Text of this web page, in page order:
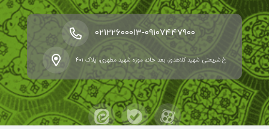
خ شریعتی، شهید کلاهدوز، بعد خانه موزه شهید مطهری، پلاک ۴۰۱
۰۹۱۰۷۴۴۷۹۰۰-۰۲۱۲۲۶۰۰۰۱۳